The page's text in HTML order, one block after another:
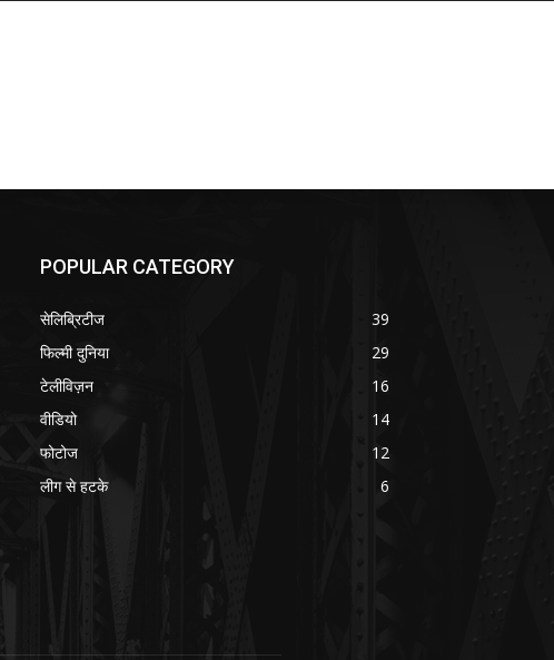
POPULAR CATEGORY
सेलिब्रिटीज
39
फिल्मी दुनिया
29
टेलीविज़न
16
वीडियो
14
फोटोज
12
लीग से हटके
6